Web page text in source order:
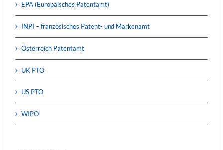
EPA (Europäisches Patentamt)
INPI – französisches Patent- und Markenamt
Österreich Patentamt
UK PTO
US PTO
WIPO